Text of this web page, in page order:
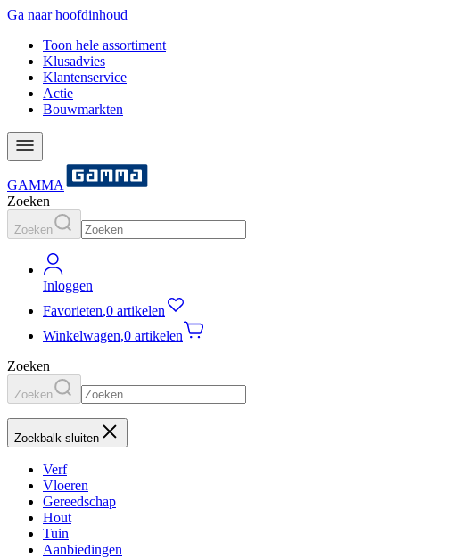
Ga naar hoofdinhoud
Toon hele assortiment
Klusadvies
Klantenservice
Actie
Bouwmarkten
GAMMA
Zoeken
Zoeken
Inloggen
Favorieten,0 artikelen
Winkelwagen,0 artikelen
Zoeken
Zoeken
Zoekbalk sluiten
Verf
Vloeren
Gereedschap
Hout
Tuin
Aanbiedingen